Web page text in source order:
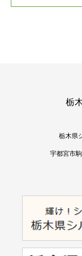
栃
栃木県
宇都宮市